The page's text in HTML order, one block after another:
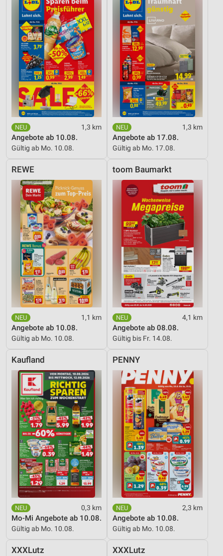
1,3 km
Angebote ab 10.08.
Gültig ab Mo. 10.08.
1,3 km
Angebote ab 17.08.
Gültig ab Mo. 17.08.
REWE
1,1 km
Angebote ab 10.08.
Gültig ab Mo. 10.08.
toom Baumarkt
4,1 km
Angebote ab 08.08.
Gültig bis Fr. 14.08.
Kaufland
0,3 km
Mo-Mi Angebote ab 10.08.
Gültig ab Mo. 10.08.
PENNY
2,3 km
Angebote ab 10.08.
Gültig ab Mo. 10.08.
XXXLutz XXXLutz